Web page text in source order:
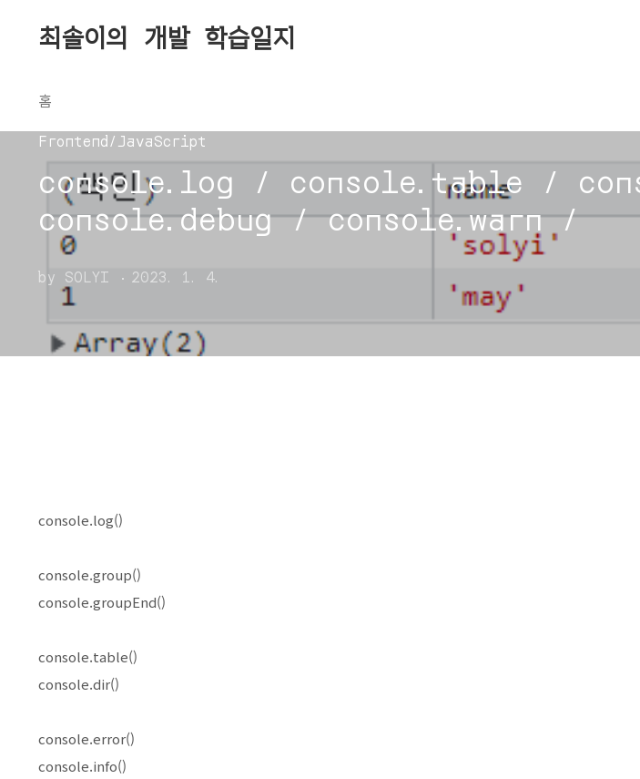
최솔이의 개발 학습일지
홈
Frontend/JavaScript
console.log / console.table /
console.debug / console.warn /
by SOLYI 2023. 1. 4.
console.log()
console.group()
console.groupEnd()
console.table()
console.dir()
console.error()
console.info()